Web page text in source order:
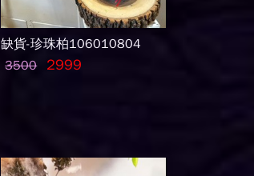
缺貨-珍珠柏106010804
3500
2999